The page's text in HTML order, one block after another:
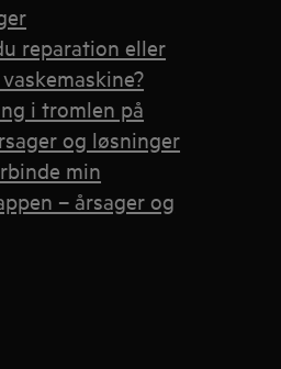
reparation eller
i tromlen på
og løsninger
min
– årsager og